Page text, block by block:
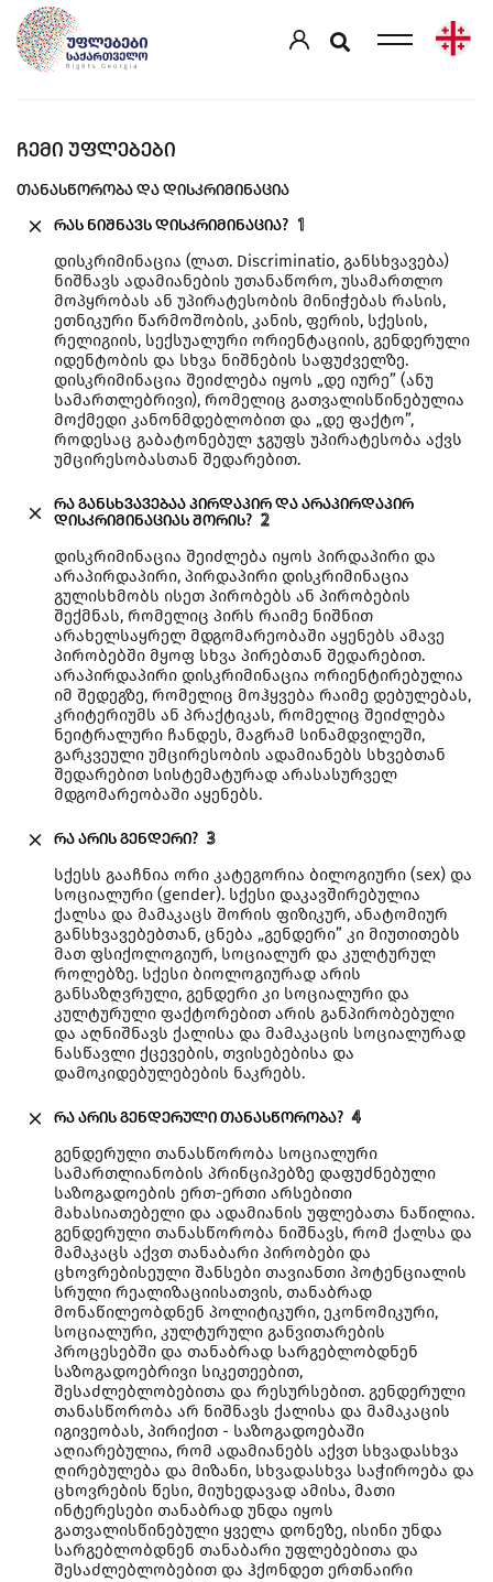
ᲩᲔᲛᲘ ᲣᲤᲚᲔᲑᲔᲑᲘ
ᲗᲐᲜᲐᲡᲬᲝᲠᲝᲑᲐ ᲓᲐ ᲓᲘᲡᲙᲠᲘᲛᲘᲜᲐᲪᲘᲐ
რას ნიშნავს დისკრიმინაცია? 1
დისკრიმინაცია (ლათ. Discriminatio, განსხვავება)
ნიშნავს ადამიანების უთანაწორო, უსამართლო
მოპყრობას ან უპირატესობის მინიჭებას რასის,
ეთნიკური წარმოშობის, კანის, ფერის, სქესის,
რელიგიის, სექსუალური ორიენტაციის, გენდერული
იდენტობის და სხვა ნიშნების საფუძველზე.
დისკრიმინაცია შეიძლება იყოს „დე იურე” (ანუ
სამართლებრივი), რომელიც გათვალისწინებულია
მოქმედი კანონმდებლობით და „დე ფაქტო”,
როდესაც გაბატონებულ ჯგუფს უპირატესობა აქვს
უმცირესობასთან შედარებით.
რა განსხვავებაა პირდაპირ და არაპირდაპირ
დისკრიმინაციას შორის? 2
დისკრიმინაცია შეიძლება იყოს პირდაპირი და
არაპირდაპირი, პირდაპირი დისკრიმინაცია
გულისხმობს ისეთ პირობებს ან პირობების
შექმნას, რომელიც პირს რაიმე ნიშნით
არახელსაყრელ მდგომარეობაში აყენებს ამავე
პირობებში მყოფ სხვა პირებთან შედარებით.
არაპირდაპირი დისკრიმინაცია ორიენტირებულია
იმ შედეგზე, რომელიც მოჰყვება რაიმე დებულებას,
კრიტერიუმს ან პრაქტიკას, რომელიც შეიძლება
ნეიტრალური ჩანდეს, მაგრამ სინამდვილეში,
გარკვეული უმცირესობის ადამიანებს სხვებთან
შედარებით სისტემატურად არასასურველ
მდგომარეობაში აყენებს.
რა არის გენდერი? 3
სქესს გააჩნია ორი კატეგორია ბილოგიური (sex) და
სოციალური (gender). სქესი დაკავშირებულია
ქალსა და მამაკაცს შორის ფიზიკურ, ანატომიურ
განსხვავებებთან, ცნება „გენდერი” კი მიუთითებს
მათ ფსიქოლოგიურ, სოციალურ და კულტურულ
როლებზე. სქესი ბიოლოგიურად არის
განსაზღვრული, გენდერი კი სოციალური და
კულტურული ფაქტორებით არის განპირობებული
და აღნიშნავს ქალისა და მამაკაცის სოციალურად
ნასწავლი ქცევების, თვისებებისა და
დამოკიდებულებების ნაკრებს.
რა არის გენდერული თანასწორობა? 4
გენდერული თანასწორობა სოციალური
სამართლიანობის პრინციპებზე დაფუძნებული
საზოგადოების ერთ-ერთი არსებითი
მახასიათებელი და ადამიანის უფლებათა ნაწილია.
გენდერული თანასწორობა ნიშნავს, რომ ქალსა და
მამაკაცს აქვთ თანაბარი პირობები და
ცხოვრებისეული შანსები თავიანთი პოტენციალის
სრული რეალიზაციისათვის, თანაბრად
მონაწილეობდნენ პოლიტიკური, ეკონომიკური,
სოციალური, კულტურული განვითარების
პროცესებში და თანაბრად სარგებლობდნენ
საზოგადოებრივი სიკეთეებით,
შესაძლებლობებითა და რესურსებით. გენდერული
თანასწორობა არ ნიშნავს ქალისა და მამაკაცის
იგივეობას, პირიქით - საზოგადოებაში
აღიარებულია, რომ ადამიანებს აქვთ სხვადასხვა
ღირებულება და მიზანი, სხვადასხვა საჭიროება და
ცხოვრების წესი, მიუხედავად ამისა, მათი
ინტერესები თანაბრად უნდა იყოს
გათვალისწინებული ყველა დონეზე, ისინი უნდა
სარგებლობდნენ თანაბარი უფლებებითა და
შესაძლებლობებით და ჰქონდეთ ერთნაირი